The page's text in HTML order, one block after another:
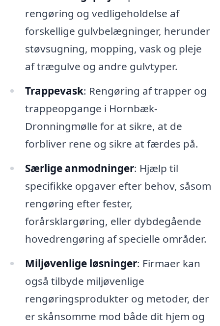
rengøring og vedligeholdelse af
forskellige gulvbelægninger, herunder
støvsugning, mopping, vask og pleje
af trægulve og andre gulvtyper.
Trappevask: Rengøring af trapper og
trappeopgange i Hornbæk-
Dronningmølle for at sikre, at de
forbliver rene og sikre at færdes på.
Særlige anmodninger: Hjælp til
specifikke opgaver efter behov, såsom
rengøring efter fester,
forårsklargøring, eller dybdegående
hovedrengøring af specielle områder.
Miljøvenlige løsninger: Firmaer kan
også tilbyde miljøvenlige
rengøringsprodukter og metoder, der
er skånsomme mod både dit hjem og